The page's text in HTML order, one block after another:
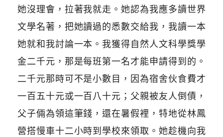
她沒理會，拉著我就走。她認為我應多讀世界
文學名著，把她讀過的悉數交給我，我讀一本
她就和我討論一本。我獲得自然人文科學獎學
金二千元，那是每班第一名才能申請得到的。
二千元那時可不是小數目，因為宿舍伙食費才
一百五十元或一百八十元；父親被友人倒債，
父子倆為領這筆錢，還在暑假裡，特地從林鳳
營搭慢車十二小時到學校來領取。她趁機向我